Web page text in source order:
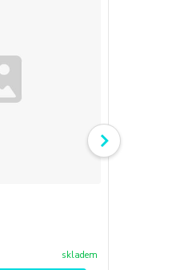
skladem